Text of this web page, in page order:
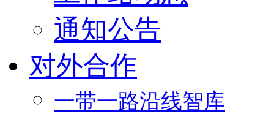
通知公告
对外合作
一带一路沿线智库